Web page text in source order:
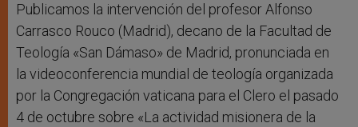
Publicamos la intervención del profesor Alfonso
Carrasco Rouco (Madrid), decano de la Facultad de
Teología «San Dámaso» de Madrid, pronunciada en
la videoconferencia mundial de teología organizada
por la Congregación vaticana para el Clero el pasado
4 de octubre sobre «La actividad misionera de la